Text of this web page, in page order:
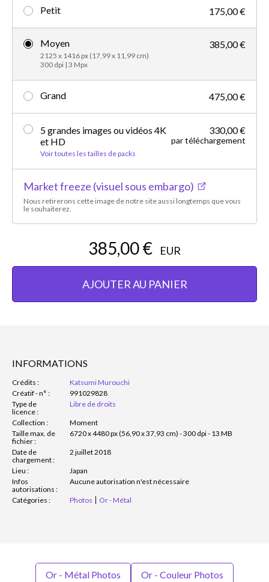
Petit 175,00 €
Moyen
2125 x 1416 px (17,99 x 11,99 cm)
300 dpi | 3 Mpx
385,00 €
Grand 475,00 €
5 grandes images ou vidéos 4K
et HD
Voir toutes les tailles de packs
330,00 €
par téléchargement
Market freeze (visuel sous embargo)
Nous retirerons cette image de notre site aussi longtemps que vous
le souhaiterez.
385,00 € EUR
AJOUTER AU PANIER
INFORMATIONS
Crédits :
Katsumi Murouchi
Créatif - n° :
991029828
Type de
licence :
Libre de droits
Collection :
Moment
Taille max. de
fichier :
6720 x 4480 px (56,90 x 37,93 cm) - 300 dpi - 13 MB
Date de
chargement :
2 juillet 2018
Lieu :
Japan
Infos
autorisations :
Aucune autorisation n'est nécessaire
Catégories : Photos Or - Métal
Or - Métal Photos Or - Couleur Photos